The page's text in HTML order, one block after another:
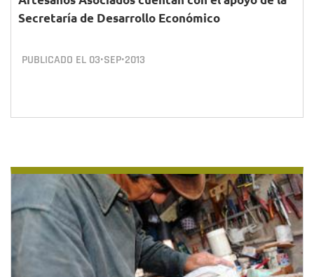
Secretaría de Desarrollo Económico
PUBLICADO EL 03•SEP•2013